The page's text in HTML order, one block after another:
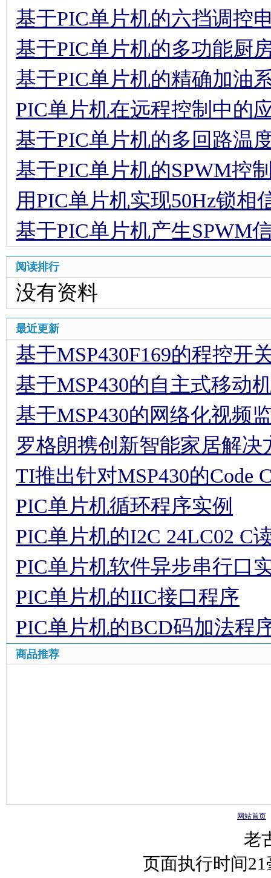
基于PIC单片机的六挡调控
基于PIC单片机的多功能厨
基于PIC单片机的精确加油
PIC单片机在远程控制中的
基于PIC单片机的多回路温
基于PIC单片机的SPWM控
用PIC单片机实现50Hz锁相
基于PIC单片机产生SPWM
阅读排行
没有资料
最近更新
基于MSP430F169的程控开
基于MSP430的自主式移动
基于MSP430的网络化视频
罗格朗携创新智能家居解决
TI推出针对MSP430的Code
PIC单片机循环程序实例
PIC单片机的I2C 24LC02 C
PIC单片机软件异步串行口
PIC单片机的IIC接口程序
PIC单片机的BCD码加法程
商品推荐
网站首页
老
页面执行时间